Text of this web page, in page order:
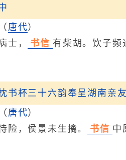
（ 唐代）
，
书信 有柴胡。饮子频
书杯三十六韵奉呈湖南亲友
（ 唐代）
，侯景未生擒。
书信 中